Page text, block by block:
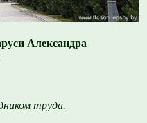
Александра
труда.